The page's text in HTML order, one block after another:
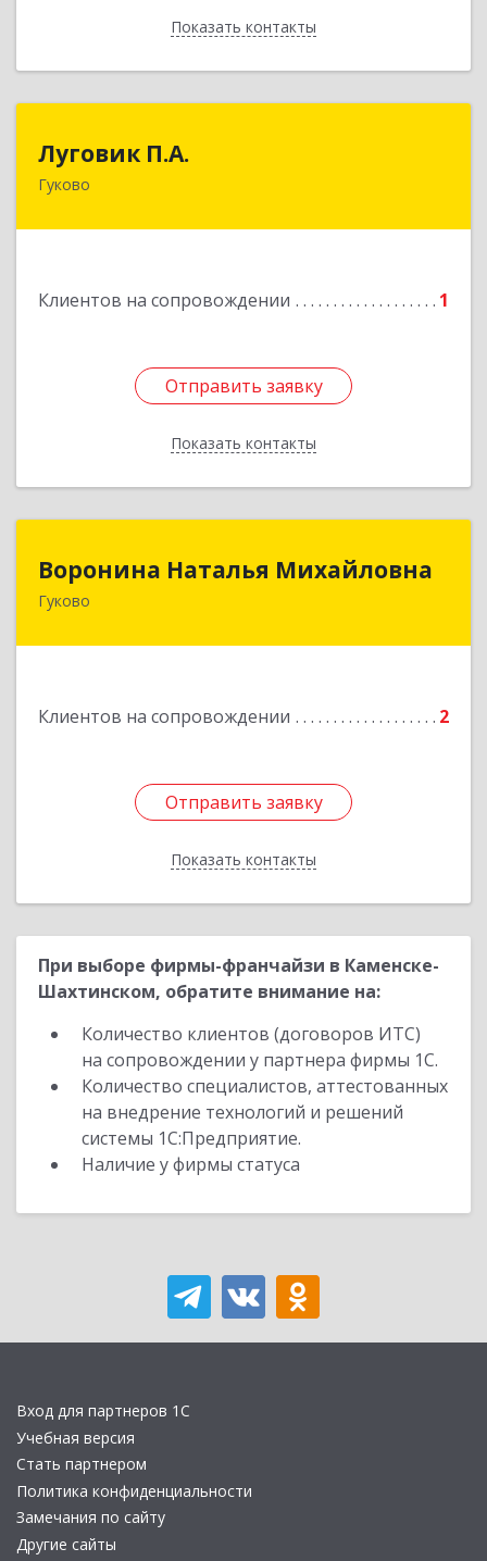
Показать контакты
Назад
Луговик П.А.
Гуково
Клиентов на сопровождении 1
Отправить заявку
Показать контакты
Отправить заявку
Назад
Воронина Наталья Михайловна
Гуково
Клиентов на сопровождении 2
Отправить заявку
Показать контакты
Воронина Наталья Михайловна
Отправить заявку
Назад
При выборе фирмы-франчайзи в Каменске-
Шахтинском, обратите внимание на:
Количество клиентов (договоров ИТС)
на сопровождении у партнера фирмы 1С.
Количество специалистов, аттестованных
на внедрение технологий и решений
системы 1С:Предприятие.
Наличие у фирмы статуса
Вход для партнеров 1С
Учебная версия
Стать партнером
Политика конфиденциальности
Замечания по сайту
Другие сайты